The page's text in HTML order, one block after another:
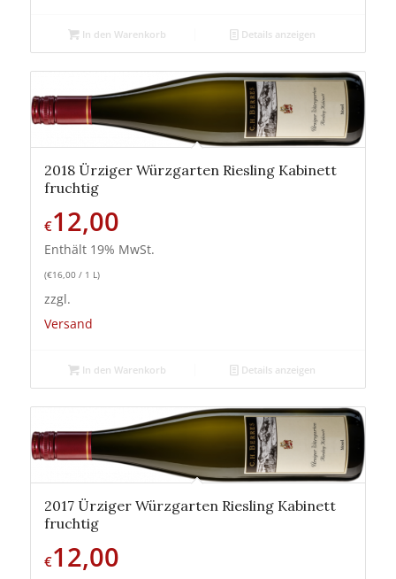
In den Warenkorb Details anzeigen
2018 Ürziger Würzgarten Riesling Kabinett
fruchtig
€12,00
Enthält 19% MwSt.
(€16,00/ 1 L)
zzgl.
Versand
In den Warenkorb Details anzeigen
2017 Ürziger Würzgarten Riesling Kabinett
fruchtig
€12,00